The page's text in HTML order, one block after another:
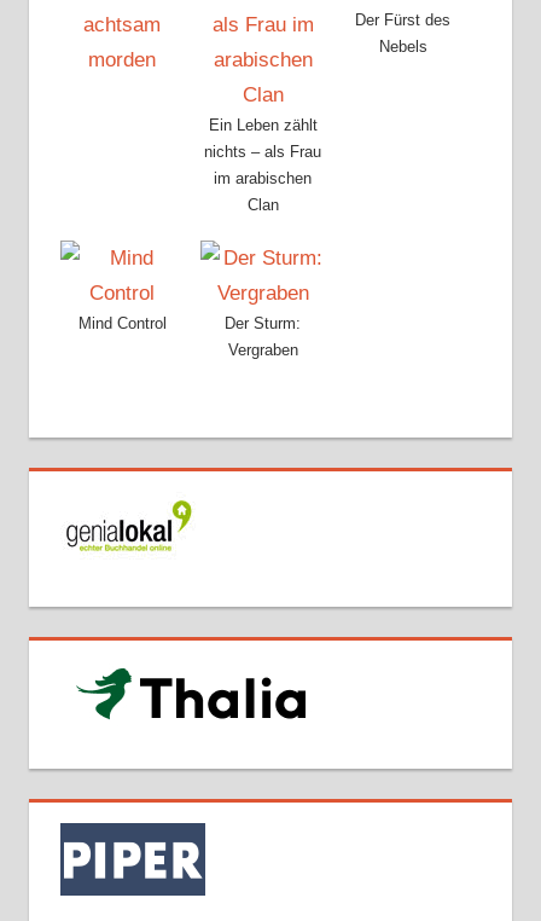
Ein Leben zählt
nichts – als Frau
im arabischen
Clan
Der Fürst des
Nebels
Mind Control
Der Sturm:
Vergraben